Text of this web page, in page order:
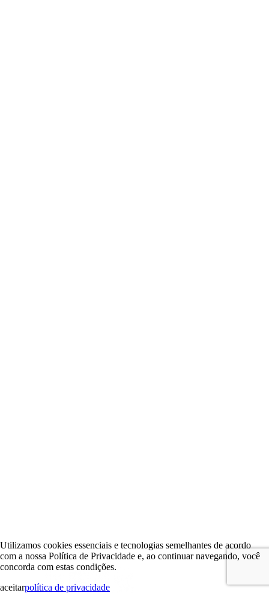
Utilizamos cookies essenciais e tecnologias semelhantes de acordo
com a nossa Política de Privacidade e, ao continuar navegando, você
concorda com estas condições.
aceitarpolítica de privacidade